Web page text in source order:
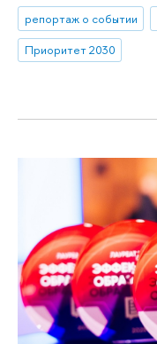
репортаж о событии
Приоритет 2030